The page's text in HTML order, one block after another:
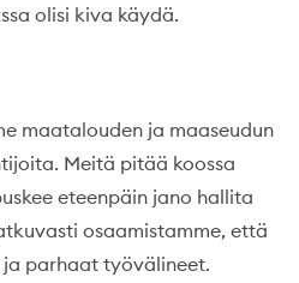
olisi kiva käydä.
maatalouden ja maaseudun
Meitä pitää koossa
eteenpäin jano hallita
osaamistamme, että
ja parhaat työvälineet.